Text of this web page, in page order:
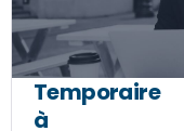
Temporaire
à